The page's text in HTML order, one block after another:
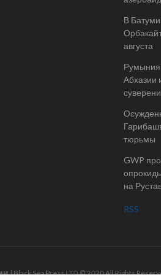
В
августа
Румыния
Абхазии
тюрьмы
GWP
на
RSS
| Black Sea Press LTD © 2020 All Rights